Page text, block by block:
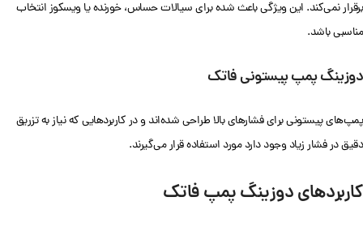
برقرار نمی‌کند. این ویژگی باعث شده برای سیالات حساس، خورنده یا ویسکوز انتخاب
مناسبی باشد.
دوزینگ پمپ پیستونی فاتک
پمپ‌های پیستونی برای فشارهای بالا طراحی شده‌اند و در کاربردهایی که نیاز به تزریق
دقیق در فشار زیاد وجود دارد مورد استفاده قرار می‌گیرند.
کاربردهای دوزینگ پمپ فاتک